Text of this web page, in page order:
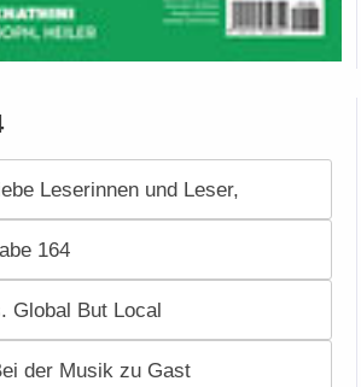
Leserinnen und Leser,
164
Global But Local
der Musik zu Gast